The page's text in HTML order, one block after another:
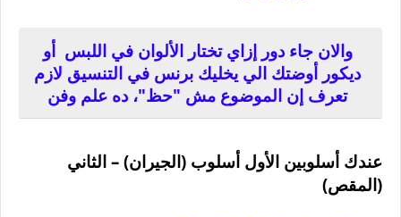
والان جاء دور إزاي تختار الألوان في اللبس أو
ديكور أوضتك الي يخليك برنس في التنسيق لازم
تعرف إن الموضوع مش "حظ"، ده علم وفن
عندك أسلوبين الأول أسلوب (الجيران) – الثاني
(المقص)